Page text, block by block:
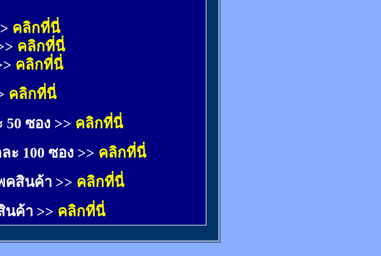
คลิกที่นี่
คลิกที่นี่
คลิกที่นี่
คลิกที่นี่
ซอง >> คลิกที่นี่
100 ซอง >> คลิกที่นี่
คสินค้า >> คลิกที่นี่
ค้า >> คลิกที่นี่